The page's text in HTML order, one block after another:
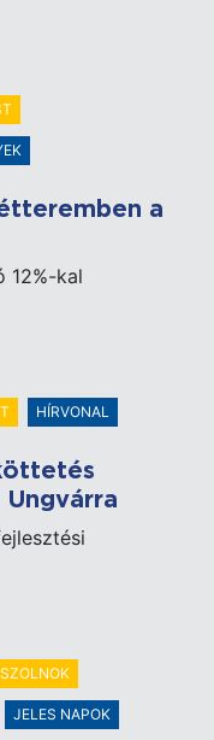
a
12%-kal
HÍRVONAL
SZOLNOK
JELES NAPOK